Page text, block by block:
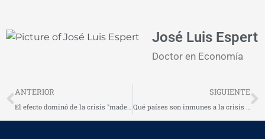
José Luis Espert
Doctor en Economía
Prev
ANTERIOR SIGUIENTE